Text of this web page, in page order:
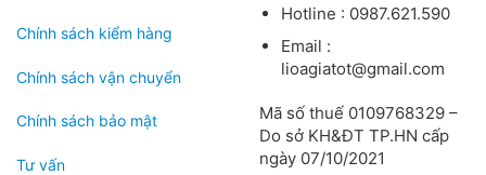
Chính sách kiểm hàng
Chính sách vận chuyển
Chính sách bảo mật
Tư vấn
Hotline : 0987.621.590
Email :
lioagiatot@gmail.com
Mã số thuế 0109768329 –
Do sở KH&ĐT TP.HN cấp
ngày 07/10/2021